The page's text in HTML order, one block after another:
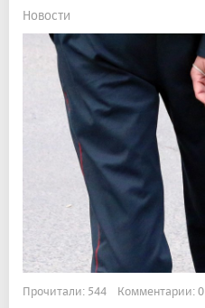
Новости
Прочитали: 544 Комментарии: 0